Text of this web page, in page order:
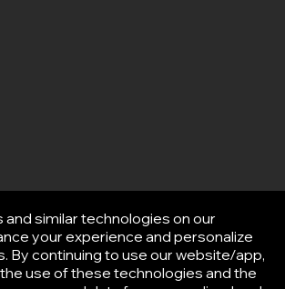
and similar technologies on our
your experience and personalize
By continuing to use our website/app,
use of these technologies and the